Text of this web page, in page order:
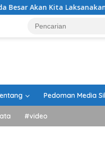
Laksanakan DPRD
Pedoman Media
#video